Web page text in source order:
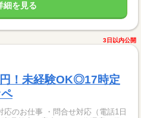
細を見る
3日以内公開
！未経験OK◎17時定
せ対応（電話1日